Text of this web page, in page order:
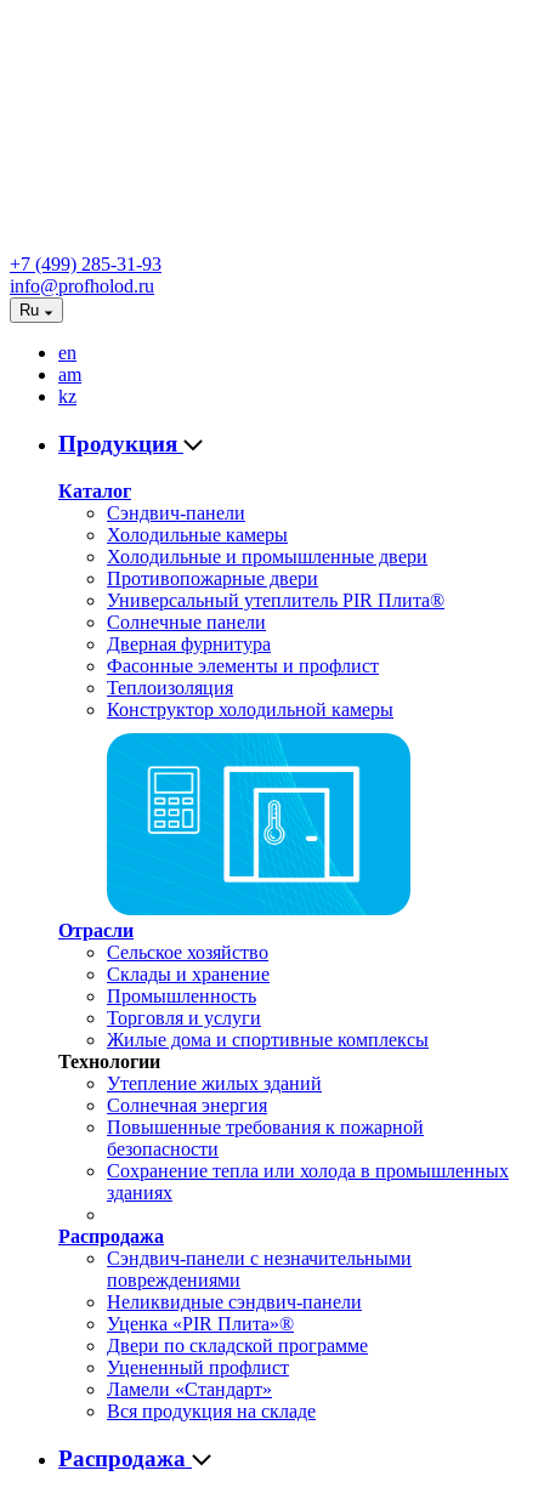
+7 (499) 285-31-93
info@profholod.ru
Ru
en
am
kz
Продукция
Каталог
Сэндвич-панели
Холодильные камеры
Холодильные и промышленные двери
Противопожарные двери
Универсальный утеплитель PIR Плита®
Солнечные панели
Дверная фурнитура
Фасонные элементы и профлист
Теплоизоляция
Конструктор холодильной камеры
Отрасли
Сельское хозяйство
Склады и хранение
Промышленность
Торговля и услуги
Жилые дома и спортивные комплексы
Технологии
Утепление жилых зданий
Солнечная энергия
Повышенные требования к пожарной
безопасности
Сохранение тепла или холода в промышленных
зданиях
Распродажа
Сэндвич-панели с незначительными
повреждениями
Неликвидные сэндвич-панели
Уценка «PIR Плита»®
Двери по складской программе
Уцененный профлист
Ламели «Стандарт»
Вся продукция на складе
Распродажа